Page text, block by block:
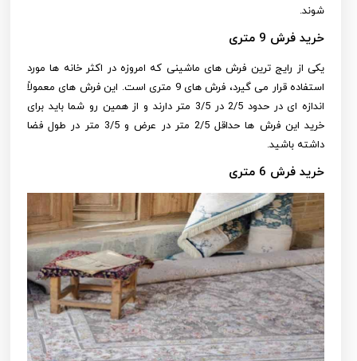
شوند.
خرید فرش 9 متری
یکی از رایج ترین فرش های ماشینی که امروزه در اکثر خانه ها مورد
استفاده قرار می گیرد، فرش های 9 متری است. این فرش های معمولاً
اندازه ای در حدود 2/5 در 3/5 متر دارند و از همین رو شما باید برای
خرید این فرش ها حداقل 2/5 متر در عرض و 3/5 متر در طول فضا
داشته باشید.
خرید فرش 6 متری